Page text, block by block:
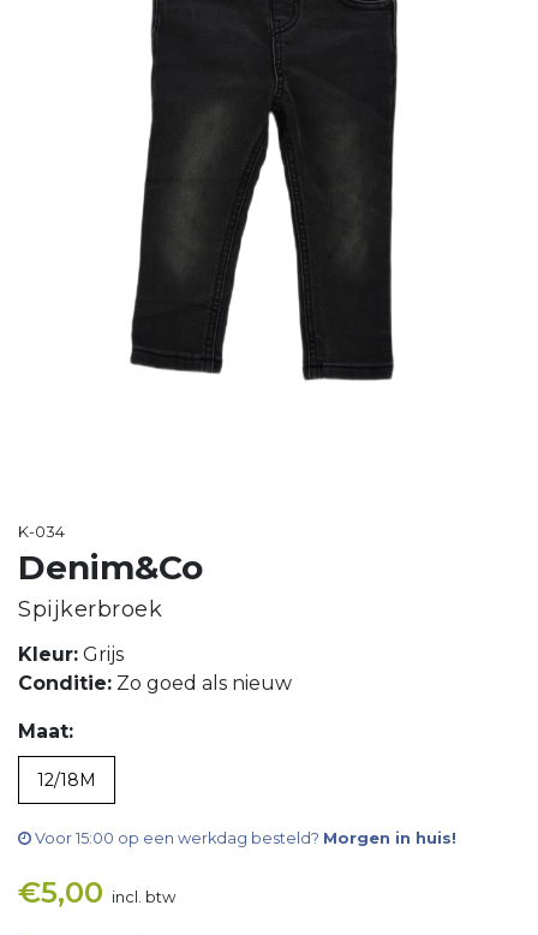
K-034
Denim&Co
Spijkerbroek
Kleur: Grijs
Conditie: Zo goed als nieuw
Maat:
12/18M
Voor 15:00 op een werkdag besteld? Morgen in huis!
€5,00 incl. btw